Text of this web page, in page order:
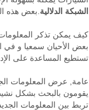
الشبكة الدلالية .بعض هذه
كيف يمكن تذكر
بعض الأحيان سمعيا و في
تستطيع المساعدة على
عامة, عرض المعلومات
يقومون بالبحث بشكل
تربط بين المعلومات